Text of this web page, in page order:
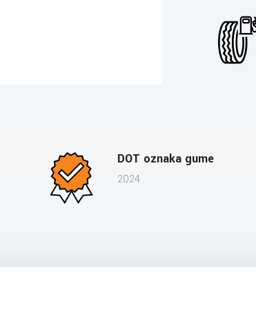
DOT oznaka gume
2024